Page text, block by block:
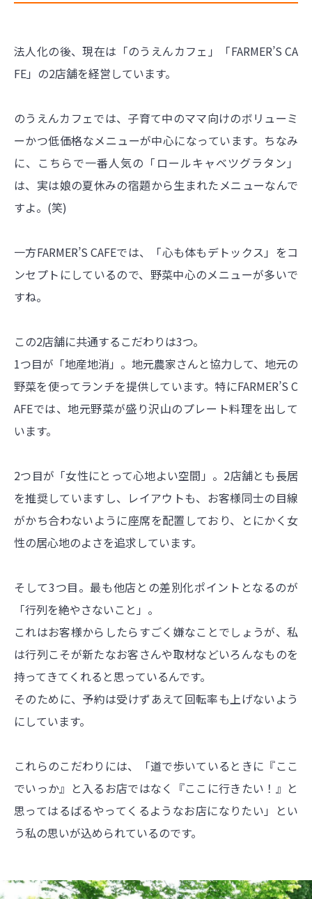
法人化の後、現在は「のうえんカフェ」「FARMER’S CA
FE」の2店舗を経営しています。
のうえんカフェでは、子育て中のママ向けのボリューミ
ーかつ低価格なメニューが中心になっています。ちなみ
に、こちらで一番人気の「ロールキャベツグラタン」
は、実は娘の夏休みの宿題から生まれたメニューなんで
すよ。(笑)
一方FARMER’S CAFEでは、「心も体もデトックス」をコ
ンセプトにしているので、野菜中心のメニューが多いで
すね。
この2店舗に共通するこだわりは3つ。
1つ目が「地産地消」。地元農家さんと協力して、地元の
野菜を使ってランチを提供しています。特にFARMER’S C
AFEでは、地元野菜が盛り沢山のプレート料理を出して
います。
2つ目が「女性にとって心地よい空間」。2店舗とも長居
を推奨していますし、レイアウトも、お客様同士の目線
がかち合わないように座席を配置しており、とにかく女
性の居心地のよさを追求しています。
そして3つ目。最も他店との差別化ポイントとなるのが
「行列を絶やさないこと」。
これはお客様からしたらすごく嫌なことでしょうが、私
は行列こそが新たなお客さんや取材などいろんなものを
持ってきてくれると思っているんです。
そのために、予約は受けずあえて回転率も上げないよう
にしています。
これらのこだわりには、「道で歩いているときに『ここ
でいっか』と入るお店ではなく『ここに行きたい！』と
思ってはるばるやってくるようなお店になりたい」とい
う私の思いが込められているのです。